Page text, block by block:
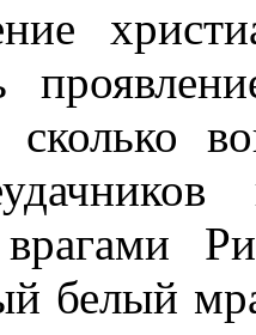
сколько
белый